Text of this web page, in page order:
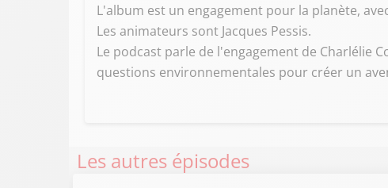
L'album est un engagement pour la planète,
Les animateurs sont Jacques Pessis.
Le podcast parle de l'engagement de Charlélie
questions environnementales pour créer un
Les autres épisodes